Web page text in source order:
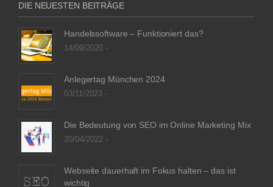
DIE NEUESTEN BEITRÄGE
Handelssoftware – Funktioniert das?
14/09/2020 -
Anlegertag München 2024
03/11/2023 -
Die Bedeutung von SEO im Online Marketing Mix
20/04/2022 -
Webseite dauerhaft im Fokus halten – das ist
wichtig